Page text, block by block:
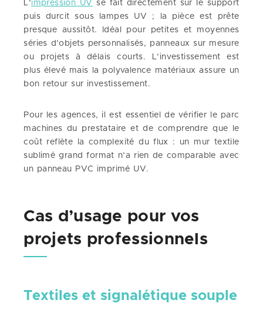
L’impression UV se fait directement sur le support
puis durcit sous lampes UV ; la pièce est prête
presque aussitôt. Idéal pour petites et moyennes
séries d’objets personnalisés, panneaux sur mesure
ou projets à délais courts. L’investissement est
plus élevé mais la polyvalence matériaux assure un
bon retour sur investissement.
Pour les agences, il est essentiel de vérifier le parc
machines du prestataire et de comprendre que le
coût reflète la complexité du flux : un mur textile
sublimé grand format n’a rien de comparable avec
un panneau PVC imprimé UV.
Cas d’usage pour vos
projets professionnels
Textiles et signalétique souple